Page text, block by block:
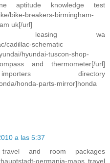
aptitude knowledge test
bike-breakers-birmingham-
uk[/url]
leasing wa
cadillac-schematic
hyundai-tuscon-shop-
and thermometer[/url]
directory
honda-parts-mirror]honda
a las 5:37
and room packages
germania-maps travel